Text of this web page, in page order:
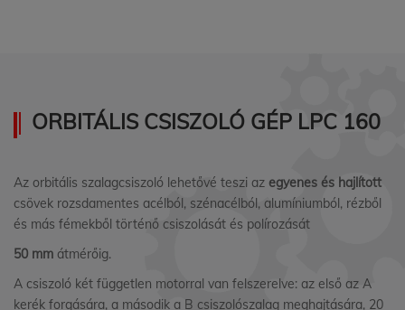
ORBITÁLIS CSISZOLÓ GÉP LPC 160
Az orbitális szalagcsiszoló lehetővé teszi az egyenes és hajlított
csövek rozsdamentes acélból, szénacélból, alumíniumból, rézből
és más fémekből történő csiszolását és polírozását
50 mm átmérőig.
A csiszoló két független motorral van felszerelve: az első az A
kerék forgására, a második a B csiszolószalag meghajtására, 20